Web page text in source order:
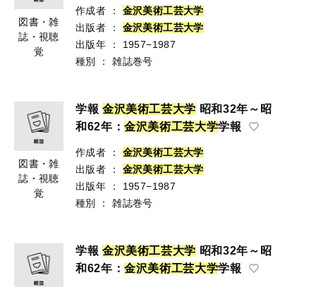
図書・雑
誌・視聴
覚
作成者 ： 金沢美術工芸大学
出版者
： 金沢美術工芸大学
出版年
：
1957−1987
種別
： 雑誌巻号
図書・雑
誌・視聴
覚
学報 金沢美術工芸大学 昭和32年～昭
和62年：金沢美術工芸大学学報
作成者 ： 金沢美術工芸大学
出版者
： 金沢美術工芸大学
出版年
：
1957−1987
種別
： 雑誌巻号
学報 金沢美術工芸大学 昭和32年～昭
和62年：金沢美術工芸大学学報